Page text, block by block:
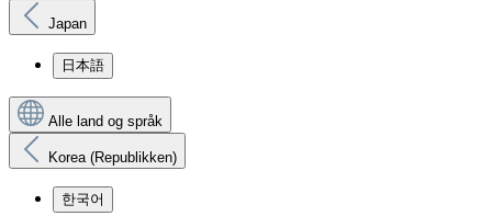
Japan
日本語
Alle land og språk
Korea (Republikken)
한국어